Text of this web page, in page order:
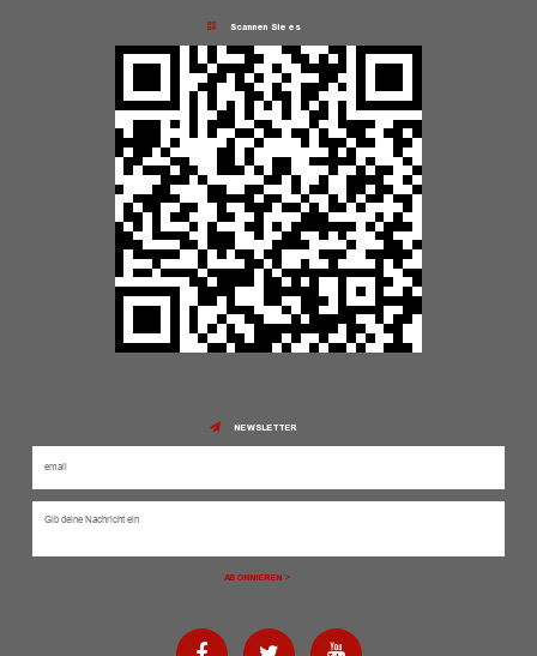
Scannen Sie es
NEWSLETTER